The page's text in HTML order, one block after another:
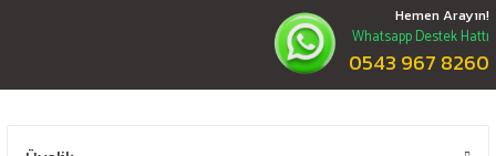
Hemen Arayın!
Whatsapp Destek Hattı
0543 967 8260